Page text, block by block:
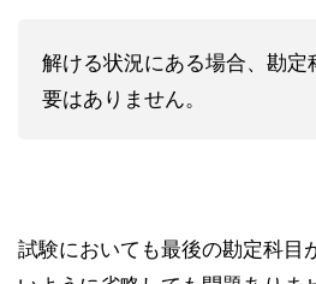
解ける状況にある場合、勘
要はありません。
試験においても最後の勘定科目